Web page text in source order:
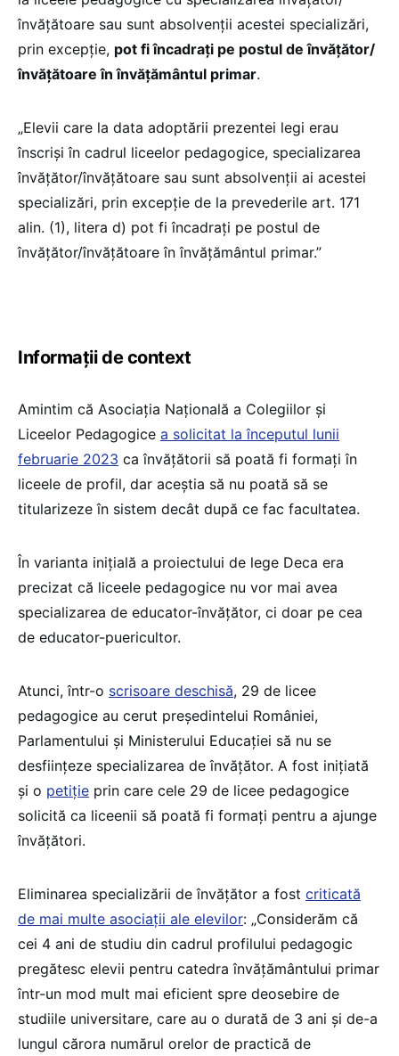
învățătoare sau sunt absolvenții acestei specializări,
prin excepție, pot fi încadrați pe postul de învățător/
învățătoare în învățământul primar.
„Elevii care la data adoptării prezentei legi erau
înscriși în cadrul liceelor pedagogice, specializarea
învățător/învățătoare sau sunt absolvenții ai acestei
specializări, prin excepție de la prevederile art. 171
alin. (1), litera d) pot fi încadrați pe postul de
învățător/învățătoare în învățământul primar.”
Informații de context
Amintim că Asociaţia Naţională a Colegiilor şi
Liceelor Pedagogice a solicitat la începutul lunii
februarie 2023 ca învățătorii să poată fi formați în
liceele de profil, dar aceștia să nu poată să se
titularizeze în sistem decât după ce fac facultatea.
În varianta inițială a proiectului de lege Deca era
precizat că liceele pedagogice nu vor mai avea
specializarea de educator-învățător, ci doar pe cea
de educator-puericultor.
Atunci, într-o scrisoare deschisă, 29 de licee
pedagogice au cerut președintelui României,
Parlamentului și Ministerului Educației să nu se
desființeze specializarea de învățător. A fost inițiată
și o petiție prin care cele 29 de licee pedagogice
solicită ca liceenii să poată fi formați pentru a ajunge
învățători.
Eliminarea specializării de învățător a fost criticată
de mai multe asociații ale elevilor: „Considerăm că
cei 4 ani de studiu din cadrul profilului pedagogic
pregătesc elevii pentru catedra învățământului primar
într-un mod mult mai eficient spre deosebire de
studiile universitare, care au o durată de 3 ani și de-a
lungul cărora numărul orelor de practică de